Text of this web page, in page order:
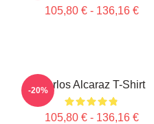
105,80 € - 136,16 €
Carlos Alcaraz T-Shirt
105,80 € - 136,16 €
-20%